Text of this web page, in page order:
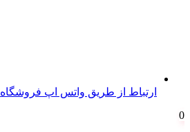
ارتباط از طریق واتس اپ فروشگاه
0